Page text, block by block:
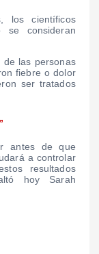
los científicos
consideran
de las personas
fiebre o dolor
ser tratados
antes de que
a controlar
resultados
hoy Sarah